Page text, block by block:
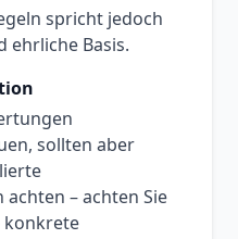
spricht jedoch
ehrliche Basis.
sollten aber
– achten Sie
konkrete